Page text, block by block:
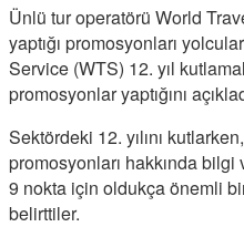
Ünlü tur operatörü World
yaptığı promosyonları
Service (WTS) 12. yıl
promosyonlar yaptığını
Sektördeki 12. yılını
promosyonları hakkında
9 nokta için oldukça önemli
belirttiler.